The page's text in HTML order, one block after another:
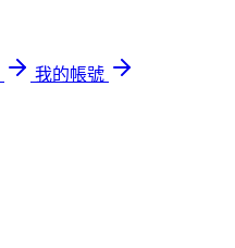
我的帳號